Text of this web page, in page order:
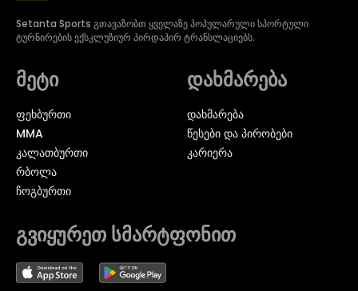
Setanta Sports გთავაზობთ ყველაზე პოპულარული სპორტული
ტურნირების ექსკლუზიურ პირდაპირ ტრანსლაციებს.
მეტი
ᲤᲔᲮᲑᲣᲠᲗᲘ
MMA
ᲙᲐᲚᲐᲗᲑᲣᲠᲗᲘ
ᲠᲑᲝᲚᲐ
ᲩᲝᲒᲑᲣᲠᲗᲘ
დახმარება
დახმარება
წესები და პირობები
კარიერა
გვიყურეთ სმარტფონით